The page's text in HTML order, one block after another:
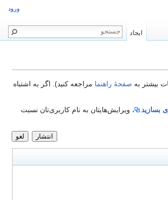
بیشتر به صفحهٔ راهنما مراجعه کنید). اگر به اشتباه
بسازید
، ویرایش‌هایتان به نام کاربری‌تان نسبت
انتشار لغو
ورود
ایجاد